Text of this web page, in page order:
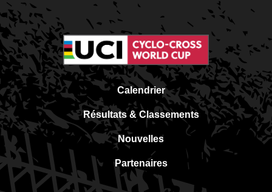
Calendrier
Résultats & Classements
Nouvelles
Partenaires